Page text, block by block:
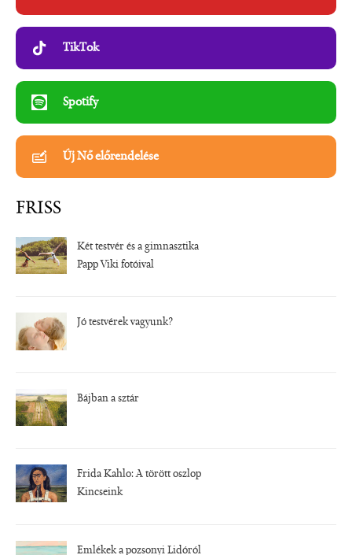
TikTok
Spotify
Új Nő előrendelése
FRISS
Két testvér és a gimnasztika
Papp Viki fotóival
Jó testvérek vagyunk?
Bájban a sztár
Frida Kahlo: A törött oszlop
Kincseink
Emlékek a pozsonyi Lidóról